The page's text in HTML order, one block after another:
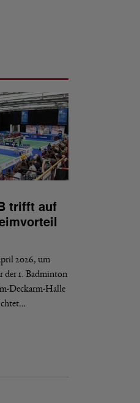
trifft auf
2026, um
der 1. Badminton
Deckarm-Halle